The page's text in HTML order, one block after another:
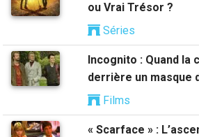
ou Vrai Trésor ?
Séries
Incognito : Quand la
derrière un masque
Films
« Scarface » :